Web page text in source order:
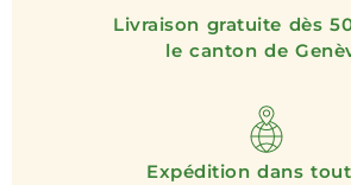
Livraison gratuite dès
le canton de
Expédition dans